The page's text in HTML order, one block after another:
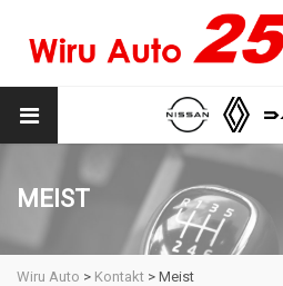
MEIST
Wiru Auto > Kontakt > Meist